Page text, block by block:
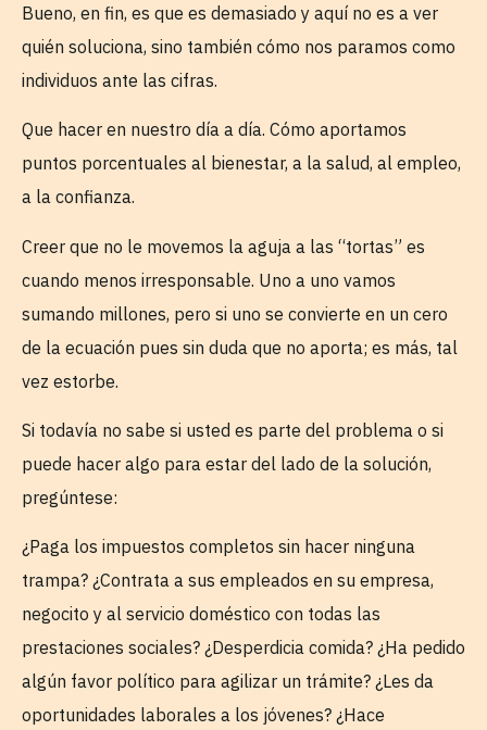
Bueno, en fin, es que es demasiado y aquí no es a ver
quién soluciona, sino también cómo nos paramos como
individuos ante las cifras.
Que hacer en nuestro día a día. Cómo aportamos
puntos porcentuales al bienestar, a la salud, al empleo,
a la confianza.
Creer que no le movemos la aguja a las “tortas” es
cuando menos irresponsable. Uno a uno vamos
sumando millones, pero si uno se convierte en un cero
de la ecuación pues sin duda que no aporta; es más, tal
vez estorbe.
Si todavía no sabe si usted es parte del problema o si
puede hacer algo para estar del lado de la solución,
pregúntese:
¿Paga los impuestos completos sin hacer ninguna
trampa? ¿Contrata a sus empleados en su empresa,
negocito y al servicio doméstico con todas las
prestaciones sociales? ¿Desperdicia comida? ¿Ha pedido
algún favor político para agilizar un trámite? ¿Les da
oportunidades laborales a los jóvenes? ¿Hace